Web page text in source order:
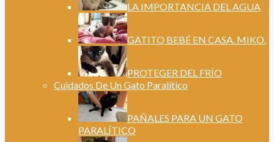
LA IMPORTANCIA DEL AGUA
GATITO BEBÉ EN CASA. MIKO.
PROTEGER DEL FRÍO
Cuidados De Un Gato Paralítico
PAÑALES PARA UN GATO
PARALÍTICO